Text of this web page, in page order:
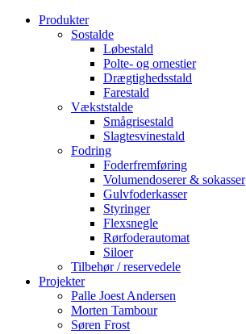
Produkter
Sostalde
Løbestald
Polte- og ornestier
Drægtighedsstald
Farestald
Vækststalde
Smågrisestald
Slagtesvinestald
Fodring
Foderfremføring
Volumendoserer & sokasser
Gulvfoderkasser
Styringer
Flexsnegle
Rørfoderautomat
Siloer
Tilbehør / reservedele
Projekter
Palle Joest Andersen
Morten Tambour
Søren Frost